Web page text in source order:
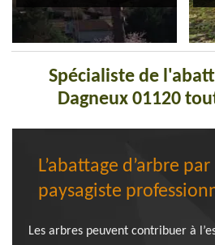
Spécialiste de
Dagneux 01120
L’abattage d’arbre
paysagiste
Les arbres peuvent contribuer à